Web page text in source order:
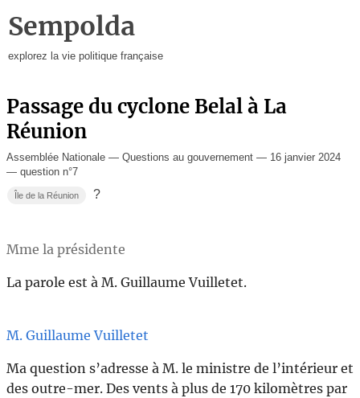
Sempolda
explorez la vie politique française
Passage du cyclone Belal à La
Réunion
Assemblée Nationale — Questions au gouvernement — 16 janvier 2024
— question n°7
Île de la Réunion ?
Mme la présidente
La parole est à M. Guillaume Vuilletet.
M. Guillaume Vuilletet
Ma question s’adresse à M. le ministre de l’intérieur et
des outre-mer. Des vents à plus de 170 kilomètres par